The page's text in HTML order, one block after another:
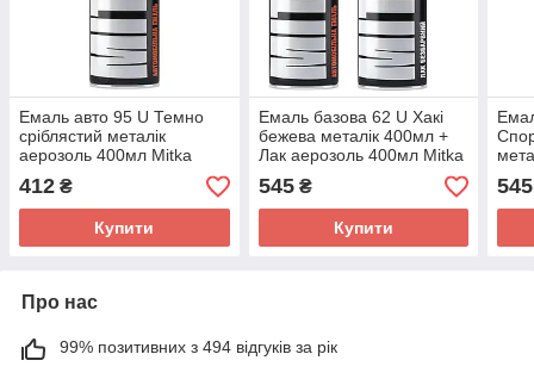
Емаль авто 95 U Темно
сріблястий металік
аерозоль 400мл Mitka
412 ₴
Купити
Емаль базова 62 U Хакі
бежева металік 400мл +
Лак аерозоль 400мл Mitka
545₴
Купити
545
Про нас
99% позитивних з 494 відгуків за рік